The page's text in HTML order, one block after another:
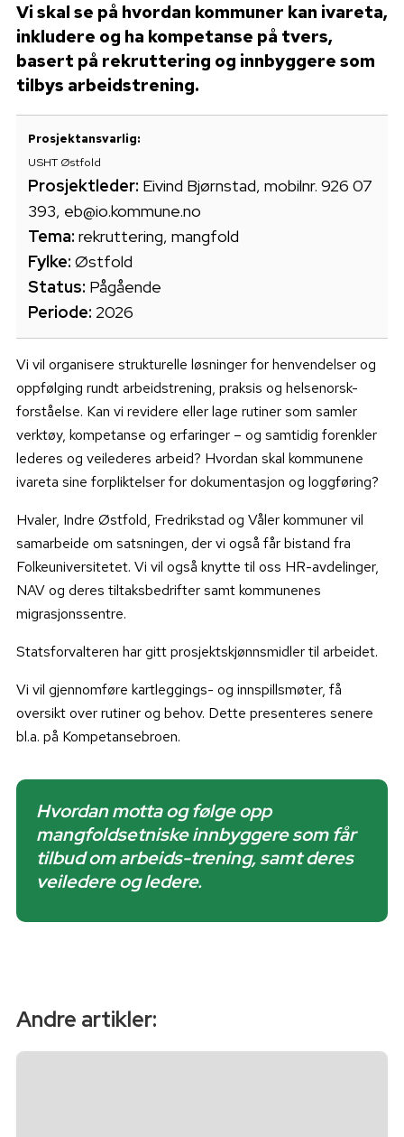
Vi skal se på hvordan kommuner kan ivareta,
inkludere og ha kompetanse på tvers,
basert på rekruttering og innbyggere som
tilbys arbeidstrening.
Prosjektansvarlig:
USHT Østfold
Prosjektleder: Eivind Bjørnstad, mobilnr. 926 07
393, eb@io.kommune.no
Tema: rekruttering, mangfold
Fylke: Østfold
Status: Pågående
Periode: 2026
Vi vil organisere strukturelle løsninger for henvendelser og
oppfølging rundt arbeidstrening, praksis og helsenorsk-
forståelse. Kan vi revidere eller lage rutiner som samler
verktøy, kompetanse og erfaringer – og samtidig forenkler
lederes og veilederes arbeid? Hvordan skal kommunene
ivareta sine forpliktelser for dokumentasjon og loggføring?
Hvaler, Indre Østfold, Fredrikstad og Våler kommuner vil
samarbeide om satsningen, der vi også får bistand fra
Folkeuniversitetet. Vi vil også knytte til oss HR-avdelinger,
NAV og deres tiltaksbedrifter samt kommunenes
migrasjonssentre.
Statsforvalteren har gitt prosjektskjønnsmidler til arbeidet.
Vi vil gjennomføre kartleggings- og innspillsmøter, få
oversikt over rutiner og behov. Dette presenteres senere
bl.a. på Kompetansebroen.
Hvordan motta og følge opp
mangfoldsetniske innbyggere som får
tilbud om arbeids-trening, samt deres
veiledere og ledere.
Andre artikler: